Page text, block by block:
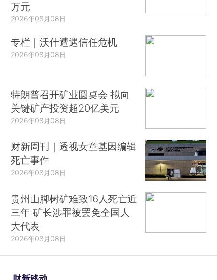
万元
2026年08月08日
专栏｜沃什遭遇信任危机
2026年08月08日
特朗普召开矿业圆桌会 拟向
关键矿产投资超20亿美元
2026年08月08日
财新周刊｜透视女童基因编辑
死亡事件
2026年08月08日
贵州山脚树矿难致16人死亡近
三年 矿长涉罪被罢免全国人
大代表
2026年08月08日